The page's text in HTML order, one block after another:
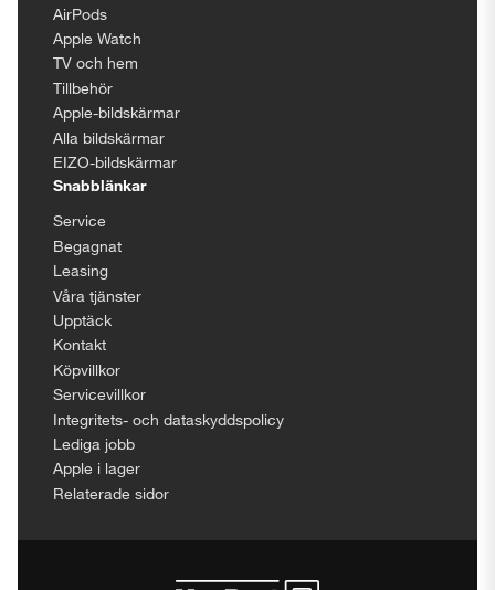
AirPods
Apple Watch
TV och hem
Tillbehör
Apple-bildskärmar
Alla bildskärmar
EIZO-bildskärmar
Snabblänkar
Service
Begagnat
Leasing
Våra tjänster
Upptäck
Kontakt
Köpvillkor
Servicevillkor
Integritets- och dataskyddspolicy
Lediga jobb
Apple i lager
Relaterade sidor